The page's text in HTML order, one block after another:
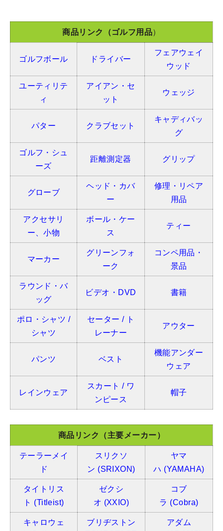
商品リンク（ゴルフ用品）
ゴルフボール ドライバー
フェアウェイ
ウッド
ユーティリテ
ィ
アイアン・セ
ット
ウェッジ
パター クラブセット
キャディバッ
グ
ゴルフ・シュ
ーズ
距離測定器 グリップ
グローブ
ヘッド・カバ
ー
修理・リペア
用品
アクセサリ
ー、小物
ボール・ケー
ス
ティー
マーカー
グリーンフォ
ーク
コンペ用品・
景品
ラウンド・バ
ッグ
ビデオ・DVD 書籍
ポロ・シャツ /
シャツ
セーター / ト
レーナー
アウター
パンツ ベスト
機能アンダー
ウェア
レインウェア
スカート / ワ
ンピース
帽子
商品リンク（主要メーカー）
テーラーメイ
ド
スリクソ
ン (SRIXON)
ヤマ
ハ (YAMAHA)
タイトリス
ト (Titleist)
ゼクシ
オ (XXIO)
コブ
ラ (Cobra)
キャロウェ
ブリヂストン
アダム